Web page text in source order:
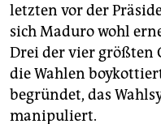
letzten vor der
sich Maduro wohl
Drei der vier größten
die Wahlen
begründet, das
manipuliert.